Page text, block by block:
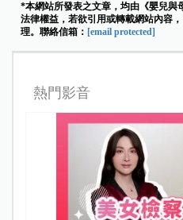
*本網站所發表之文章，均由《嬰兒與
法律權益，若欲引用或轉載網站內容
理。聯絡信箱： [email protected]
熱門影音